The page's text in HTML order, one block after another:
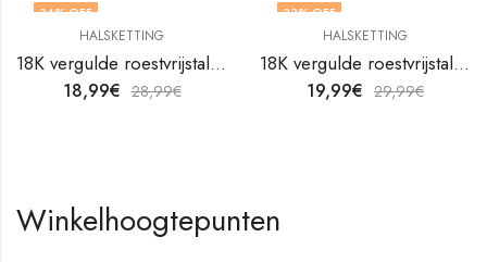
34% OFF
HALSKETTING
18K vergulde roestvrijstalen halsketting van V&F Juweliers
18,99€ 28,99€
33% OFF
HALSKETTING
18K vergulde roestvrijstalen halsketting van V&F Juweliers
19,99€ 29,99€
Winkelhoogtepunten